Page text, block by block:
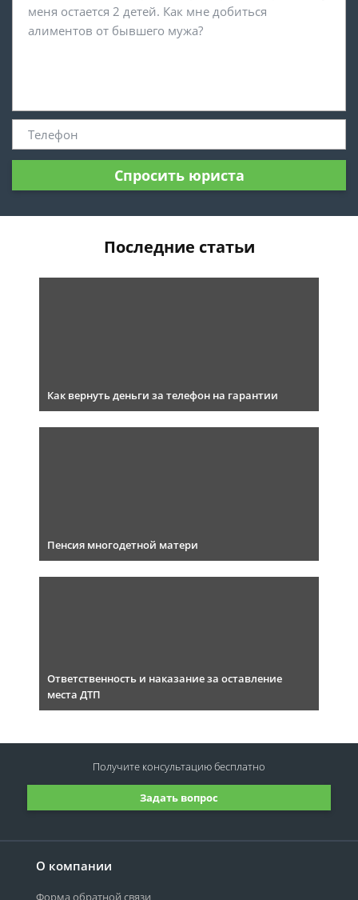
Спросить юриста
Последние статьи
Как вернуть деньги за телефон на гарантии
Пенсия многодетной матери
Ответственность и наказание за оставление
места ДТП
О компании
Форма обратной связи
Задать вопрос
Получите консультациюбесплатно